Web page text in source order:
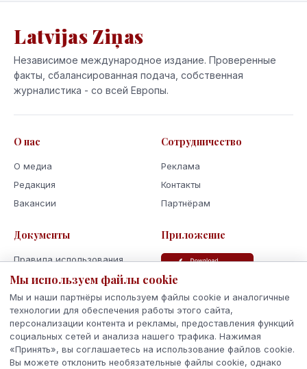
Latvijas Ziņas
Независимое международное издание. Проверенные
факты, сбалансированная подача, собственная
журналистика - со всей Европы.
О нас
О медиа
Редакция
Вакансии
Сотрудничество
Реклама
Контакты
Партнёрам
Документы
Правила использования
Политика
Использование cookie
Кодекс поведения и этики
Приложение
Мы используем файлы cookie
Мы и наши партнёры используем файлы cookie и аналогичные
технологии для обеспечения работы этого сайта,
персонализации контента и рекламы, предоставления функций
социальных сетей и анализа нашего трафика. Нажимая
«Принять», вы соглашаетесь на использование файлов cookie.
Вы можете отклонить необязательные файлы cookie, однако